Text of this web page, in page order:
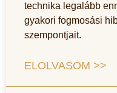
technika legalább
gyakori fogmosási
szempontjait.
ELOLVASOM >>